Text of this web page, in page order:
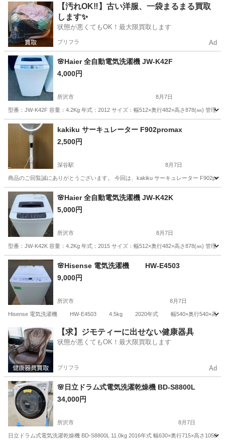
埼玉 入間市 入間市駅 季節、空調家電
【汚れOK‼️】古い洋服、一袋まるまる買取
します✨
状態が悪くてもOK！最大限買取します
プリフラ Ad
🌸Haier 全自動電気洗濯機 JW-K42F
4,000円
所沢市 8月7日
型番：JW-K42F 容量：4.2Kg 年式：2012 サイズ：幅512×奥行482×高さ878(㎜) 管理
埼玉 所沢市 生活家電 商品
kakiku サーキュレーター F902promax
2,500円
深谷駅 8月7日
商品のご回覧誠にありがとうございます。 今回は、kakiku サーキュレーター
埼玉 深谷市 季節、空調家電
🌸Haier 全自動電気洗濯機 JW-K42K
5,000円
所沢市 8月7日
型番：JW-K42K 容量：4.2Kg 年式：2015 サイズ：幅512×奥行482×高さ878(㎜) 管理
埼玉 所沢市 商品
🌸Hisense 電気洗濯機 HW-E4503
9,000円
所沢市 8月7日
Hisense 電気洗濯機 HW-E4503 4.5kg 2020年式 幅540×奥行540×高さ
埼玉 所沢市 生活家電 商品
【求】ジモティーに出せない健康器具
状態が悪くてもOK！最大限買取します
プリフラ Ad
🌸日立ドラム式電気洗濯乾燥機 BD-S8800L
34,000円
所沢市 8月7日
日立ドラム式電気洗濯乾燥機 BD-S8800L 11.0kg 2016年式 幅630×奥行715×高さ